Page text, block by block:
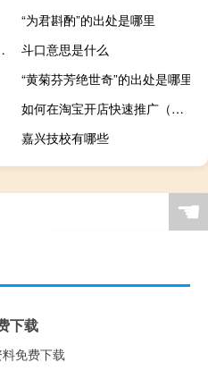
“为君斟酌”的出处是哪里
paper）
斗口意思是什么
“黄菊芬芳绝世奇”的出处是哪里
如何在淘宝开店快速推广（如何在淘宝开店）
嘉兴技校有哪些
☚
下载